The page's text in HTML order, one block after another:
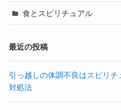
食とスピリチュアル
最近の投稿
引っ越しの体調不良はスピリチ
対処法